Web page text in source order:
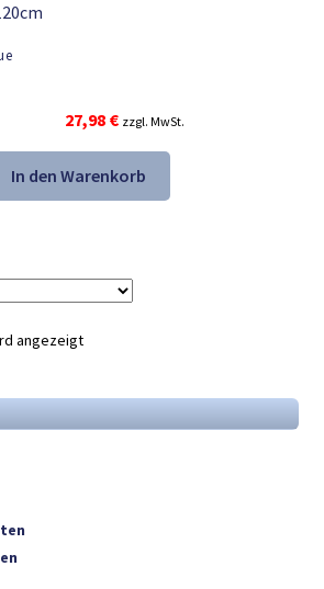
Ursprünglicher
Preis
war:
41,31 €
27,98 €Aktueller
Preis
ist:
27,98 €.
zzgl. MwSt.
In den Warenkorb
angezeigt